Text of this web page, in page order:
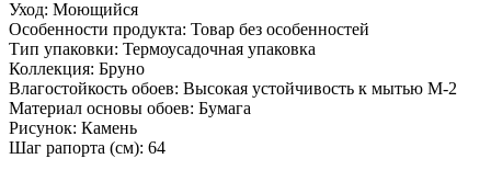
Уход: Моющийся
Особенности продукта: Товар без особенностей
Тип упаковки: Термоусадочная упаковка
Коллекция: Бруно
Влагостойкость обоев: Высокая устойчивость к мытью М-2
Материал основы обоев: Бумага
Рисунок: Камень
Шаг рапорта (см): 64